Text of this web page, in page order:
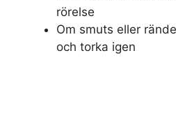
rörelse
Om smuts eller
och torka igen